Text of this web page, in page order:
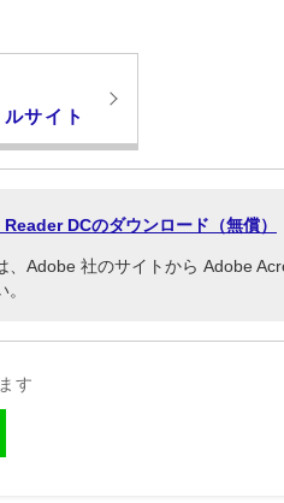
サイト
DCのダウンロード（無償）
、Adobe 社のサイトから Adobe
す